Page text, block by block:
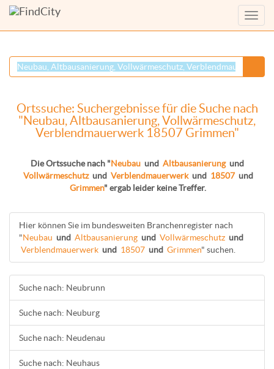
Menü
Ortssuche: Suchergebnisse für die Suche nach
"Neubau, Altbausanierung, Vollwärmeschutz,
Verblendmauerwerk 18507 Grimmen"
Die Ortssuche nach "Neubau und Altbausanierung und
Vollwärmeschutz und Verblendmauerwerk und 18507 und
Grimmen" ergab leider keine Treffer.
Hier können Sie im bundesweiten Branchenregister nach
"Neubau und Altbausanierung und Vollwärmeschutz und
Verblendmauerwerk und 18507 und Grimmen" suchen.
Suche nach: Neubrunn
Suche nach: Neuburg
Suche nach: Neudenau
Suche nach: Neuhaus